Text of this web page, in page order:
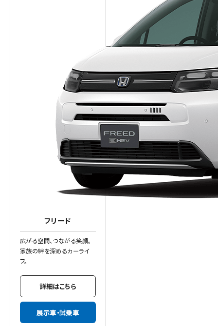
フリード
広がる空間、つながる笑顔。
家族の絆を深めるカーライ
フ。
詳細はこちら
展示車・試乗車